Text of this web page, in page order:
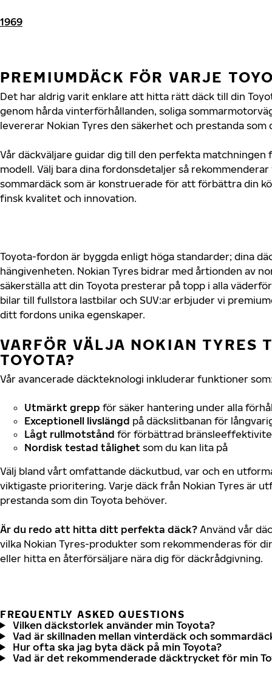
1969
PREMIUMDÄCK FÖR VARJE
Det har aldrig varit enklare att hitta rätt däck till din
genom hårda vinterförhållanden, soliga
levererar Nokian Tyres den säkerhet och prestanda som
Vår däckväljare guidar dig till den perfekta matchningen
modell. Välj bara dina fordonsdetaljer så
sommardäck som är konstruerade för att förbättra din
finsk kvalitet och innovation.
Toyota-fordon är byggda enligt höga standarder; dina
hängivenheten. Nokian Tyres bidrar med årtionden av
säkerställa att din Toyota presterar på topp i alla
bilar till fullstora lastbilar och SUV:ar erbjuder vi
ditt fordons unika egenskaper.
VARFÖR VÄLJA NOKIAN TYRES
TOYOTA?
Vår avancerade däckteknologi inkluderar funktioner
Utmärkt grepp för säker hantering under alla
Exceptionell livslängd på däckslitbanan för
Lågt rullmotstånd för förbättrad
Nordisk testad tålighet som du kan lita på
Välj bland vårt omfattande däckutbud, var och en
viktigaste prioritering. Varje däck från Nokian Tyres är
prestanda som din Toyota behöver.
Är du redo att hitta ditt perfekta däck? Använd vår
vilka Nokian Tyres-produkter som rekommenderas för
eller hitta en återförsäljare nära dig för däckrådgivning.
FREQUENTLY ASKED QUESTIONS
Vilken däckstorlek använder min Toyota?
Vad är skillnaden mellan vinterdäck och
Hur ofta ska jag byta däck på min Toyota?
Vad är det rekommenderade däcktrycket för min